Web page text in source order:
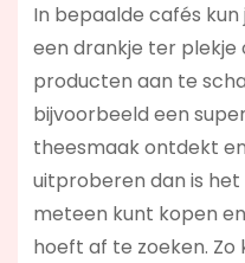
In bepaalde cafés
een drankje ter
producten aan te
bijvoorbeeld een
theesmaak ontdekt
uitproberen dan is het
meteen kunt kopen
hoeft af te zoeken. Zo